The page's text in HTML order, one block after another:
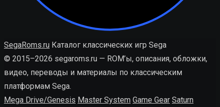
SegaRoms.ru Каталог классических игр Sega
© 2015–2026 segaroms.ru — ROM’ы, описания, обложки,
видео, переводы и материалы по классическим
платформам Sega.
Mega Drive/Genesis Master System Game Gear Saturn